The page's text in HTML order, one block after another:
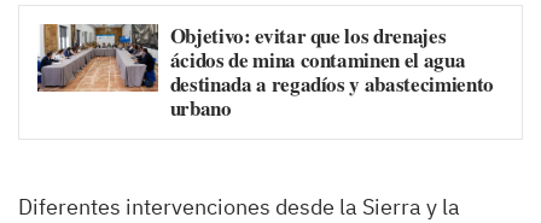
Objetivo: evitar que los drenajes
ácidos de mina contaminen el agua
destinada a regadíos y abastecimiento
urbano
Diferentes intervenciones desde la Sierra y la